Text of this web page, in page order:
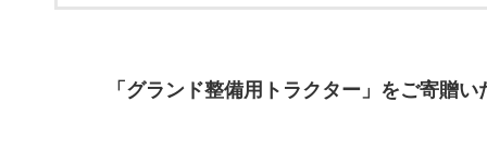
「グランド整備用トラクター」をご寄贈